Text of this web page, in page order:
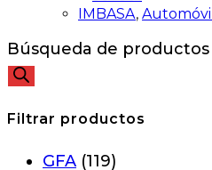
IMBASA,
Búsqueda de productos
Filtrar productos
GFA (119)